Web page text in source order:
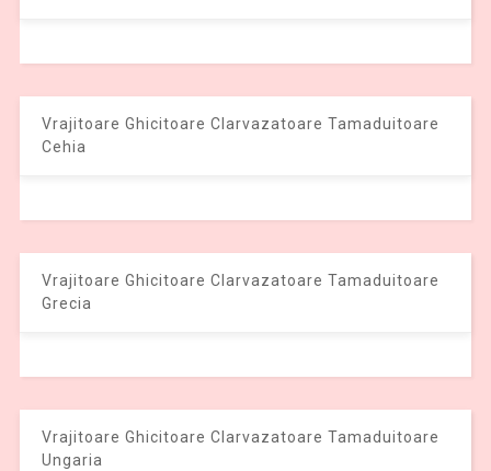
Vrajitoare Ghicitoare Clarvazatoare Tamaduitoare
Cehia
Vrajitoare Ghicitoare Clarvazatoare Tamaduitoare
Grecia
Vrajitoare Ghicitoare Clarvazatoare Tamaduitoare
Ungaria